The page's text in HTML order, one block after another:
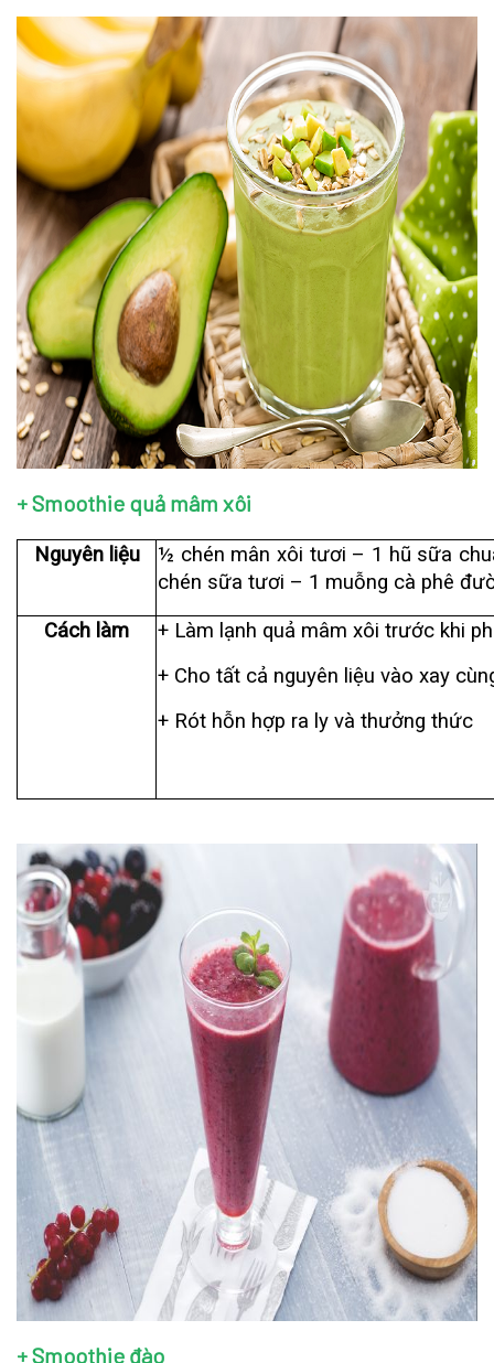
+ Smoothie quả mâm xôi
Nguyên liệu
½ chén mân xôi tươi – 1 hũ sữa
chén sữa tươi – 1 muỗng cà phê
Cách làm
+ Làm lạnh quả mâm xôi trước khi
+ Cho tất cả nguyên liệu vào xay
+ Rót hỗn hợp ra ly và thưởng thức
+ Smoothie đào